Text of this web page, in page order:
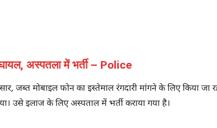
घायल, अस्पतला में भर्ती – Police
जब्त मोबाइल फोन का इस्तेमाल रंगदारी मांगने के लिए किया
उसे इलाज के लिए अस्पताल में भर्ती कराया गया है।